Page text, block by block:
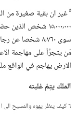
٥
سوى ٨٬٧٦٠ شخصا عن رجائهم
مَن يتجرَّأ على مهاجمة
الارض يهاجم في الواقع
الملك يتِمّ غلبته
٦ كيف ينظر يهوه والمسيح الى المقاومة الموجهة الى شعب الله؟‏